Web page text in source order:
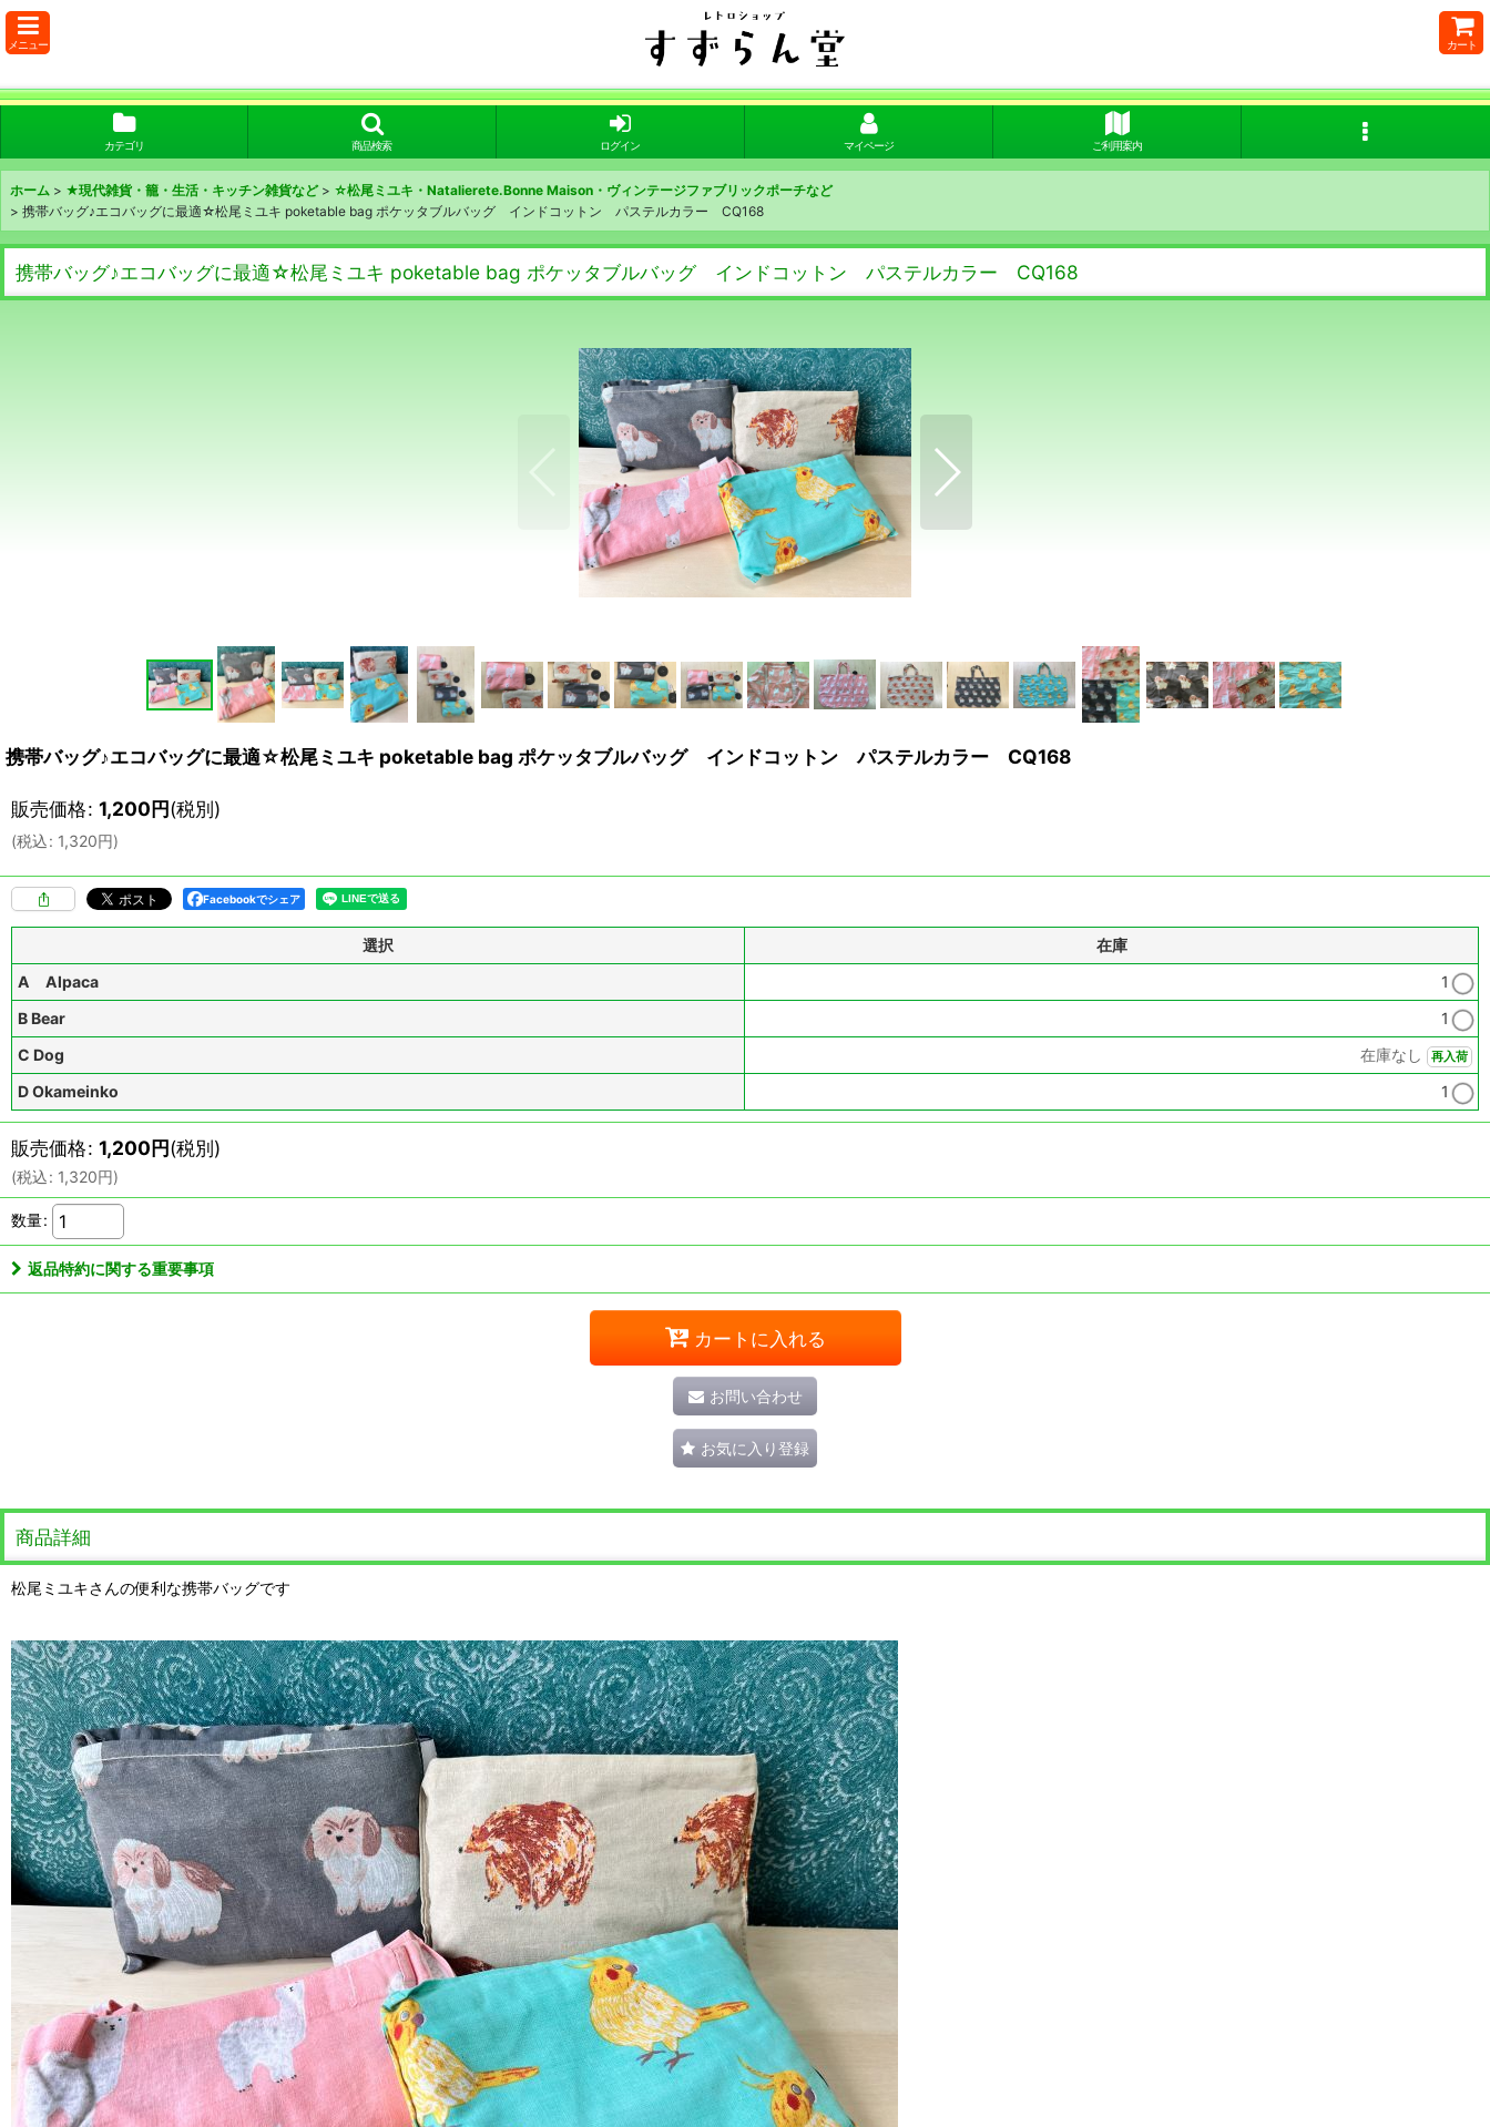
メニュー カート
カテゴリ 商品検索 ログイン マイページ ご利用案内
ホーム > ★現代雑貨・籠・生活・キッチン雑貨など > ☆松尾ミユキ・Natalierete.Bonne Maison・ヴィンテージファブリックポーチなど
> 携帯バッグ♪エコバッグに最適☆松尾ミユキ poketable bag ポケッタブルバッグ インドコットン パステルカラー CQ168
携帯バッグ♪エコバッグに最適☆松尾ミユキ poketable bag ポケッタブルバッグ インドコットン パステルカラー CQ168
携帯バッグ♪エコバッグに最適☆松尾ミユキ poketable bag ポケッタブルバッグ インドコットン パステルカラー CQ168
販売価格: 1,200円(税別)
(税込: 1,320円)
Facebookでシェア
選択
在庫
A Alpaca
1
B Bear
1
C Dog
在庫なし 再入荷
D Okameinko 1
販売価格: 1,200円(税別)
(税込: 1,320円)
数量:
返品特約に関する重要事項
カートに入れる
お問い合わせ
お気に入り登録
商品詳細
松尾ミユキさんの便利な携帯バッグです